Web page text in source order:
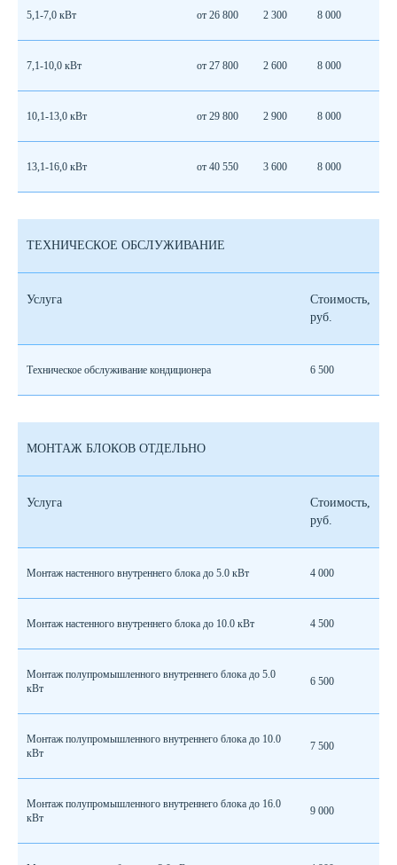
5,1-7,0 кВт от 26 800 2 300 8 000
7,1-10,0 кВт от 27 800 2 600 8 000
10,1-13,0 кВт от 29 800 2 900 8 000
13,1-16,0 кВт от 40 550 3 600 8 000
ТЕХНИЧЕСКОЕ ОБСЛУЖИВАНИЕ
Услуга
Стоимость,
руб.
Техническое обслуживание кондиционера 6 500
МОНТАЖ БЛОКОВ ОТДЕЛЬНО
Услуга
Стоимость,
руб.
Монтаж настенного внутреннего блока до 5.0 кВт 4 000
Монтаж настенного внутреннего блока до 10.0 кВт 4 500
Монтаж полупромышленного внутреннего блока до 5.0
кВт
6 500
Монтаж полупромышленного внутреннего блока до 10.0
кВт
7 500
Монтаж полупромышленного внутреннего блока до 16.0
кВт
9 000